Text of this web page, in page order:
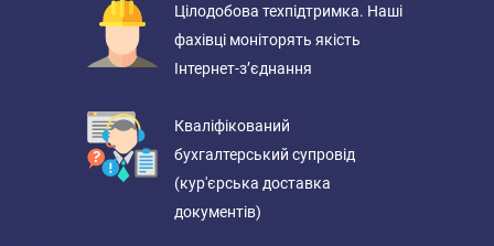
Цілодобова техпідтримка. Наші
фахівці моніторять якість
Інтернет-з’єднання
Кваліфікований
бухгалтерський супровід
(кур'єрська доставка
документів)